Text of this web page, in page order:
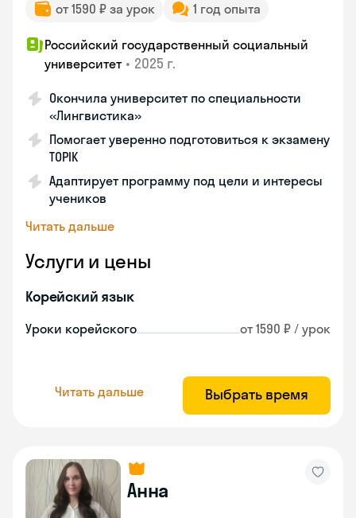
от 1590 ₽ за урок 1 год опыта
Российский государственный социальный
университет • 2025 г.
Окончила университет по специальности
«Лингвистика»
Помогает уверенно подготовиться к экзамену
TOPIK
Адаптирует программу под цели и интересы
учеников
Читать дальше
Услуги и цены
Корейский язык
Уроки корейского от 1590 ₽ / урок
Читать дальше Выбрать время
Анна